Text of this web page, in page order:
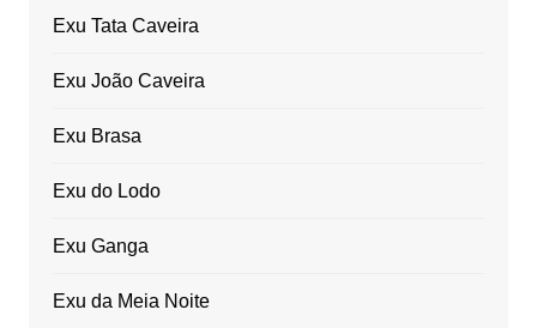
Exu Tata Caveira
Exu João Caveira
Exu Brasa
Exu do Lodo
Exu Ganga
Exu da Meia Noite